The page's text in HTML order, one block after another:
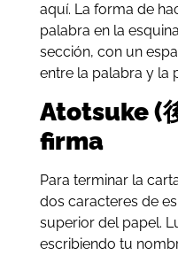
aquí. La forma de
palabra en la
sección, con un
entre la palabra y la
Atotsuke (
firma
Para terminar la
dos caracteres de
superior del papel.
escribiendo tu